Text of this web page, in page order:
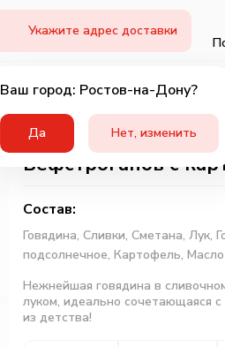
Укажите адрес доставки
Ваш город: Ростов-на-Дону?
Да Нет, изменить
Бефстроганов с
Состав:
Говядина, Сливки, Сметана, Лук,
подсолнечное, Картофель,
Нежнейшая говядина в
луком, идеально сочетающаяся
из детства!